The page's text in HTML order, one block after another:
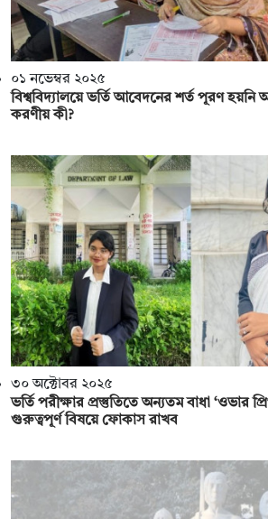
০১ নভেম্বর ২০২৫
বিশ্ববিদ্যালয়ে ভর্তি আবেদনের শর্ত পূরণ হয়নি
করণীয় কী?
৩০ অক্টোবর ২০২৫
ভর্তি পরীক্ষার প্রস্তুতিতে অন্যতম বাধা ‘ওভার
গুরুত্বপূর্ণ বিষয়ে ফোকাস রাখব